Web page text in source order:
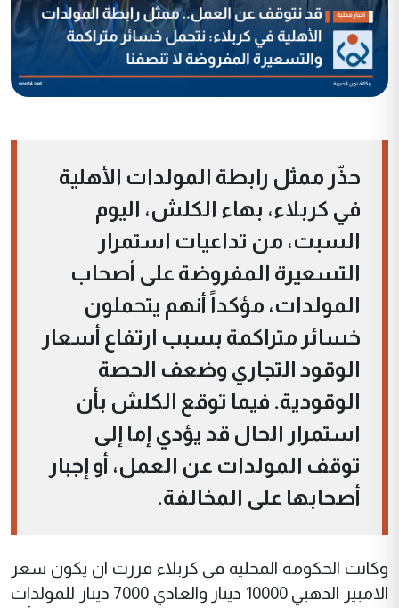
حذّر ممثل رابطة المولدات الأهلية
في كربلاء، بهاء الكلش، اليوم
السبت، من تداعيات استمرار
التسعيرة المفروضة على أصحاب
المولدات، مؤكداً أنهم يتحملون
خسائر متراكمة بسبب ارتفاع أسعار
الوقود التجاري وضعف الحصة
الوقودية. فيما توقع الكلش بأن
استمرار الحال قد يؤدي إما إلى
توقف المولدات عن العمل، أو إجبار
أصحابها على المخالفة.
وكانت الحكومة المحلية في كربلاء قررت ان يكون سعر
الامبير الذهبي 10000 دينار والعادي 7000 دينار للمولدات